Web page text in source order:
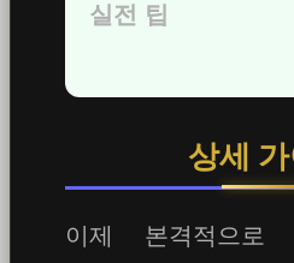
실전 팁
상세
이제 본격적으로